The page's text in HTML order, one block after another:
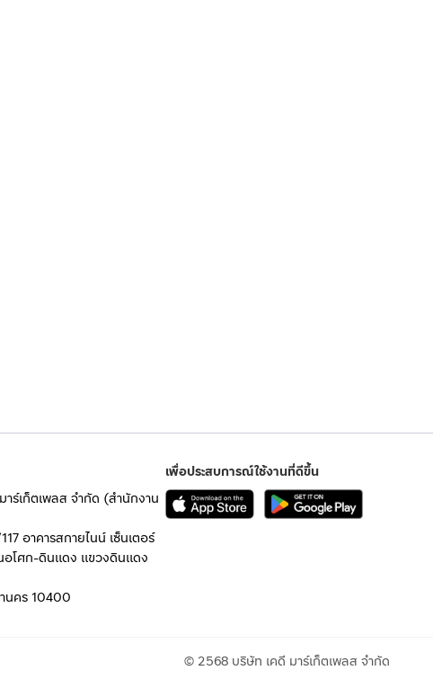
าร์เก็ตเพลส จำกัด (สำนักงาน
อาคารสกายไนน์ เซ็นเตอร์
โศก-ดินแดง แขวงดินแดง
นคร 10400
เพื่อประสบการณ์ใช้งานที่ดีขึ้น
© 2568 บริษัท เคดี มาร์เก็ตเพลส จำกัด